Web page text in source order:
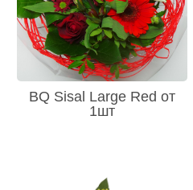
BQ Sisal Large Red от
1шт